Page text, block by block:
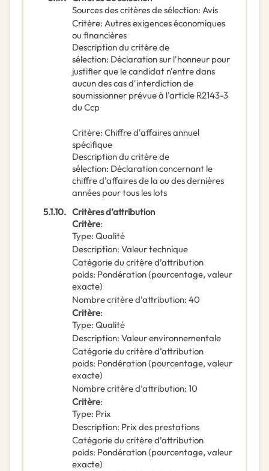
Sources des critères de sélection: Avis
Critère: Autres exigences économiques
ou financières
Description du critère de
sélection: Déclaration sur l'honneur pour
justifier que le candidat n'entre dans
aucun des cas d'interdiction de
soumissionner prévue à l'article R2143-3
du Ccp
Critère: Chiffre d'affaires annuel
spécifique
Description du critère de
sélection: Déclaration concernant le
chiffre d'affaires de la ou des dernières
années pour tous les lots
5.1.10. Critères d’attribution
Critère:
Type: Qualité
Description: Valeur technique
Catégorie du critère d’attribution
poids: Pondération (pourcentage, valeur
exacte)
Nombre critère d’attribution: 40
Critère:
Type: Qualité
Description: Valeur environnementale
Catégorie du critère d’attribution
poids: Pondération (pourcentage, valeur
exacte)
Nombre critère d’attribution: 10
Critère:
Type: Prix
Description: Prix des prestations
Catégorie du critère d’attribution
poids: Pondération (pourcentage, valeur
exacte)